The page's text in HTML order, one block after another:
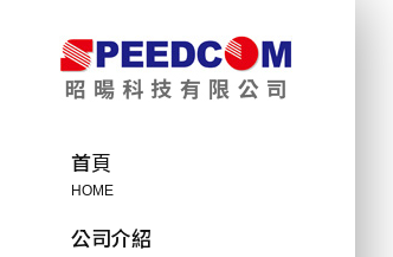
首頁
HOME
公司介紹